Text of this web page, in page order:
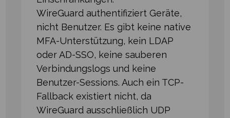
WireGuard authentifiziert Geräte,
nicht Benutzer. Es gibt keine native
MFA-Unterstützung, kein LDAP
oder AD-SSO, keine sauberen
Verbindungslogs und keine
Benutzer-Sessions. Auch ein TCP-
Fallback existiert nicht, da
WireGuard ausschließlich UDP